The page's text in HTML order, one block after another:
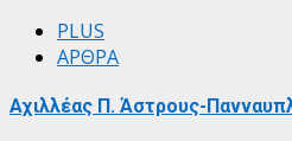
PLUS
ΑΡΘΡΑ
Αχιλλέας Π. Άστρους-